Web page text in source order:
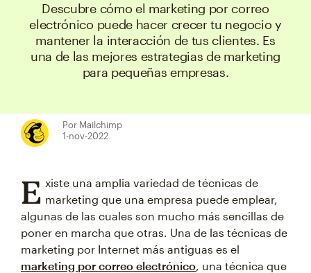
Descubre cómo el marketing por correo
electrónico puede hacer crecer tu negocio y
mantener la interacción de tus clientes. Es
una de las mejores estrategias de marketing
para pequeñas empresas.
Por Mailchimp
1-nov-2022
E xiste una amplia variedad de técnicas de
marketing que una empresa puede emplear,
algunas de las cuales son mucho más sencillas de
poner en marcha que otras. Una de las técnicas de
marketing por Internet más antiguas es el
marketing por correo electrónico, una técnica que